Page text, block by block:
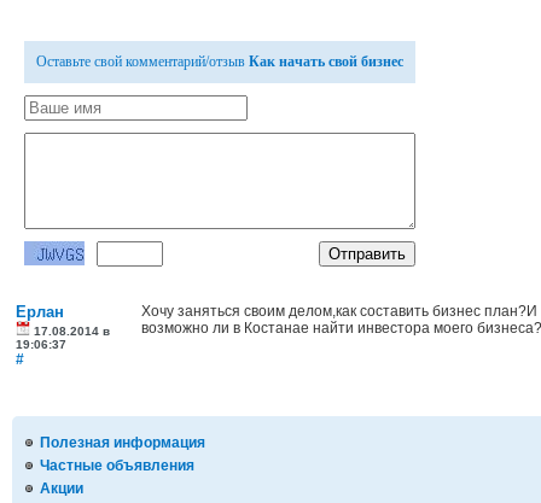
Полезная информация
Частные объявления
Акции
Оставьте свой комментарий/отзыв Как начать свой бизнес
Ерлан
17.08.2014 в
19:06:37
#
Хочу заняться своим делом,как составить бизнес план?И
возможно ли в Костанае найти инвестора моего бизнеса?